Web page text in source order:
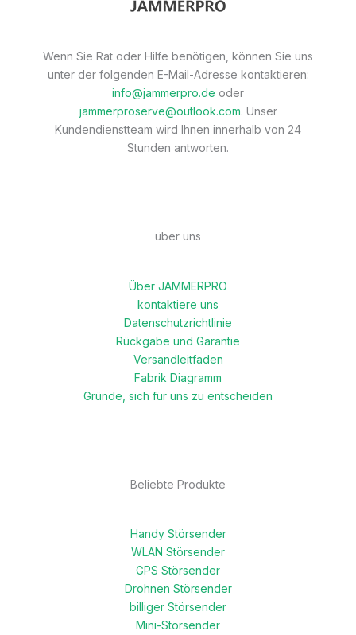
Wenn Sie Rat oder Hilfe benötigen, können Sie uns
unter der folgenden E-Mail-Adresse kontaktieren:
info@jammerpro.de oder
jammerproserve@outlook.com. Unser
Kundendienstteam wird Ihnen innerhalb von 24
Stunden antworten.
über uns
Über JAMMERPRO
kontaktiere uns
Datenschutzrichtlinie
Rückgabe und Garantie
Versandleitfaden
Fabrik Diagramm
Gründe, sich für uns zu entscheiden
Beliebte Produkte
Handy Störsender
WLAN Störsender
GPS Störsender
Drohnen Störsender
billiger Störsender
Mini-Störsender